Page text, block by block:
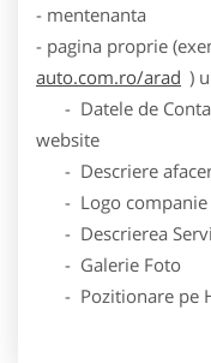
- mentenanta
- pagina proprie
auto.com.ro/arad )
- Datele de
website
- Descriere
- Logo companie
- Descrierea
- Galerie Foto
- Pozitionare pe